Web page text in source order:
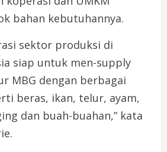
bahan kebutuhannya.
sektor produksi di
siap untuk men-supply
MBG dengan berbagai
beras, ikan, telur, ayam,
dan buah-buahan,” kata